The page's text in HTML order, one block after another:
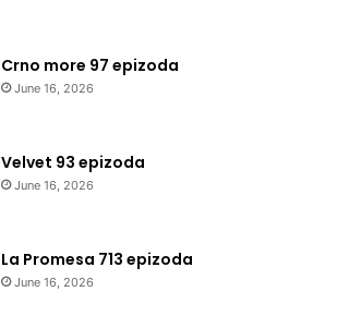
Crno more 97 epizoda
June 16, 2026
Velvet 93 epizoda
June 16, 2026
La Promesa 713 epizoda
June 16, 2026